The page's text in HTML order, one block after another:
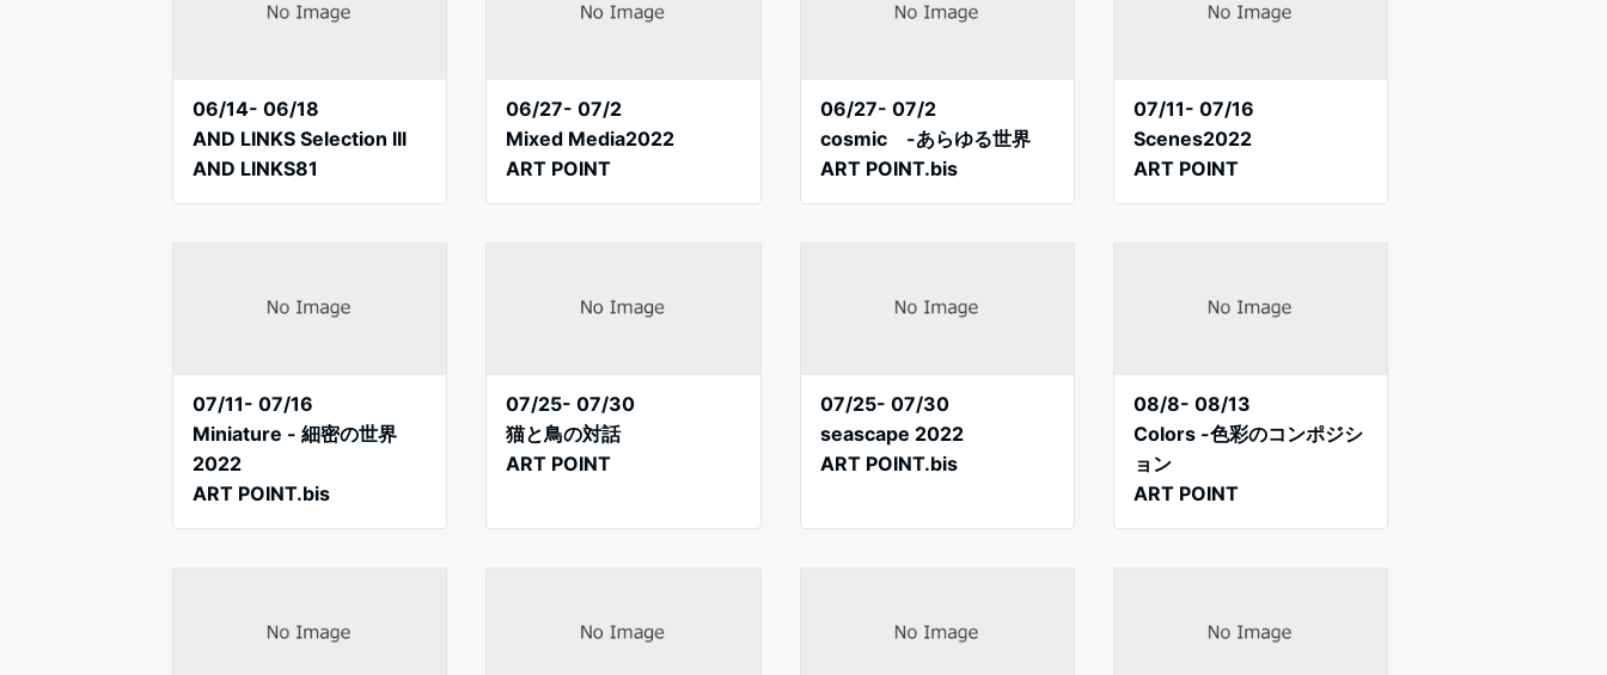
06/14- 06/18
AND LINKS Selection lIl
AND LINKS81
06/27- 07/2
Mixed Media2022
ART POINT
06/27- 07/2
cosmic -あらゆる世界
ART POINT.bis
07/11- 07/16
Scenes2022
ART POINT
07/11- 07/16
Miniature - 細密の世界
2022
ART POINT.bis
07/25- 07/30
猫と鳥の対話
ART POINT
07/25- 07/30
seascape 2022
ART POINT.bis
08/8- 08/13
Colors -色彩のコンポジシ
ョン
ART POINT